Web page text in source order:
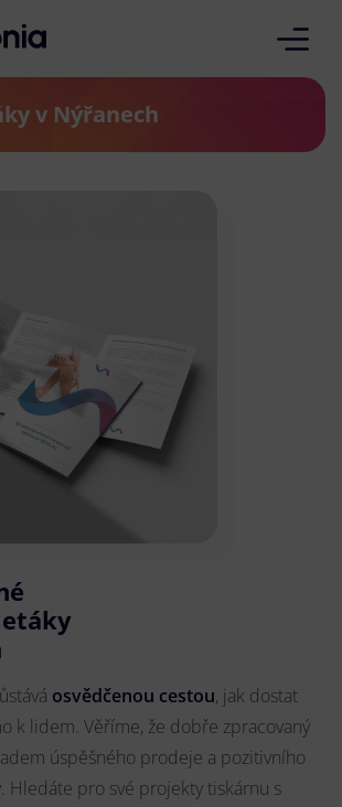
v Nýřanech
osvědčenou cestou, jak dostat
k lidem. Věříme, že dobře zpracovaný
úspěšného prodeje a pozitivního
Hledáte pro své projekty tiskárnu s